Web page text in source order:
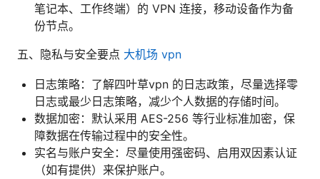
笔记本、工作终端）的 VPN 连接，移动设备作为备
份节点。
五、隐私与安全要点 大机场 vpn
日志策略：了解四叶草vpn 的日志政策，尽量选择零
日志或最少日志策略，减少个人数据的存储时间。
数据加密：默认采用 AES-256 等行业标准加密，保
障数据在传输过程中的安全性。
实名与账户安全：尽量使用强密码、启用双因素认证
（如有提供）来保护账户。